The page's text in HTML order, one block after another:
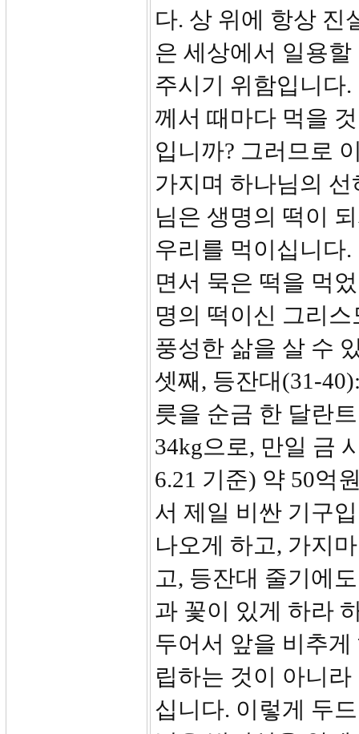
다. 상 위에 항상 진
은 세상에서 일용
주시기 위함입니다
께서 때마다 먹을
입니까? 그러므로
가지며 하나님의
님은 생명의 떡이
우리를 먹이십니다
면서 묵은 떡을 먹
명의 떡이신 그리
풍성한 삶을 살 수
셋째, 등잔대(31-
릇을 순금 한 달란
34kg으로, 만일 금
6.21 기준) 약 50억
서 제일 비싼 기구
나오게 하고, 가지
고, 등잔대 줄기에
과 꽃이 있게 하라
두어서 앞을 비추
립하는 것이 아니
십니다. 이렇게 두